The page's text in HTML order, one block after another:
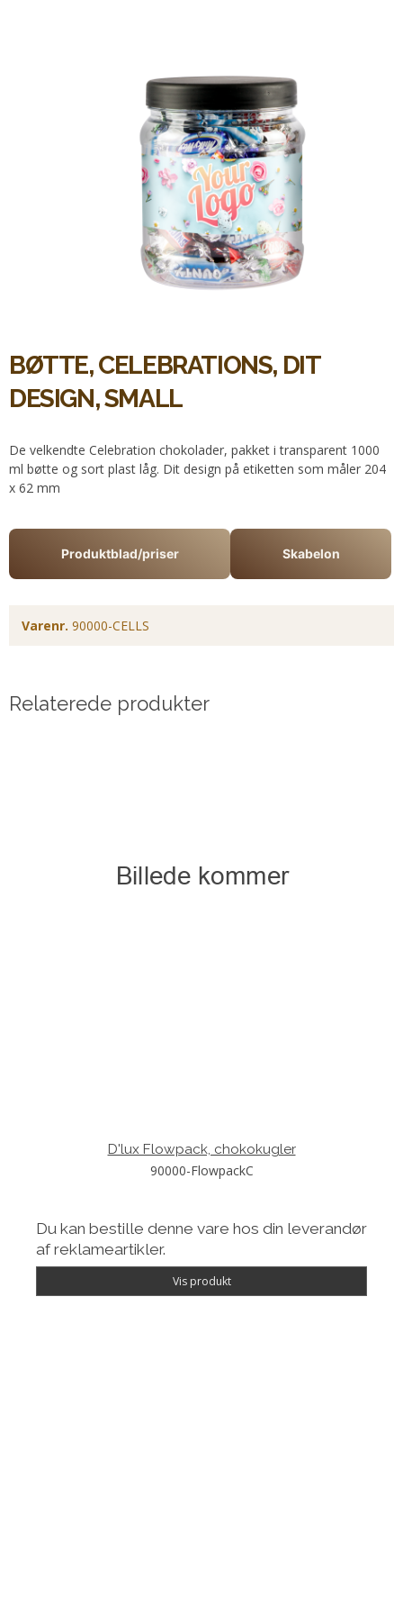
BØTTE, CELEBRATIONS, DIT
DESIGN, SMALL
De velkendte Celebration chokolader, pakket i transparent 1000
ml bøtte og sort plast låg. Dit design på etiketten som måler 204
x 62 mm
Produktblad/priser Skabelon
Varenr. 90000-CELLS
Relaterede produkter
D'lux Flowpack, chokokugler
90000-FlowpackC
Du kan bestille denne vare hos din leverandør
af reklameartikler.
Vis produkt